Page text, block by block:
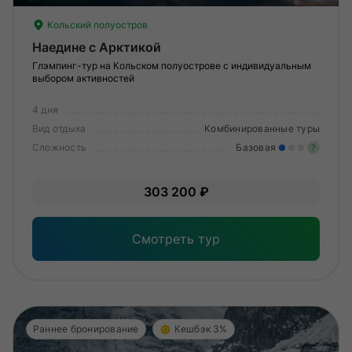
Кольский полуостров
Наедине с Арктикой
Глэмпинг-тур на Кольском полуострове с индивидуальным
выбором активностей
4 дня
Вид отдыха
Комбинированные туры
Сложность
Базовая ?
303 200 ₽
Смотреть тур
Раннее бронирование Кешбэк 3%